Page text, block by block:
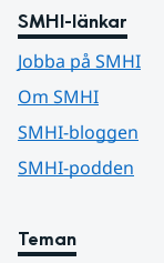
SMHI-länkar
Jobba på SMHI
Om SMHI
SMHI-bloggen
SMHI-podden
Teman